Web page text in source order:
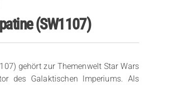
(SW1107)
gehört zur Themenwelt Star Wars
des Galaktischen Imperiums. Als